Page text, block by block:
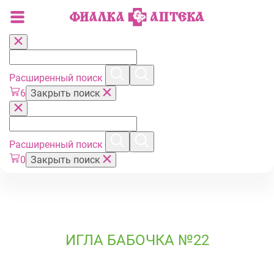
Расширенный поиск
6 Закрыть поиск
Расширенный поиск
0 Закрыть поиск
ИГЛА БАБОЧКА №22